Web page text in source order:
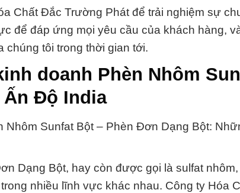
Chất Đắc Trường Phát để trải nghiệm sự
để đáp ứng mọi yêu cầu của khách hàng,
chúng tôi trong thời gian tới.
doanh Phèn Nhôm
Độ India
Nhôm Sunfat Bột – Phèn Đơn Dạng Bột:
Dạng Bột, hay còn được gọi là sulfat
nhiều lĩnh vực khác nhau. Công ty Hóa